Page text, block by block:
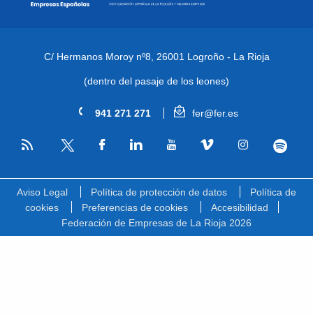
C/ Hermanos Moroy nº8, 26001 Logroño - La Rioja
(dentro del pasaje de los leones)
941 271 271 fer@fer.es
RSS
Aviso Legal Política de protección de datos
Política de
cookies
Preferencias de cookies
Accesibilidad
Federación de Empresas de La Rioja 2026